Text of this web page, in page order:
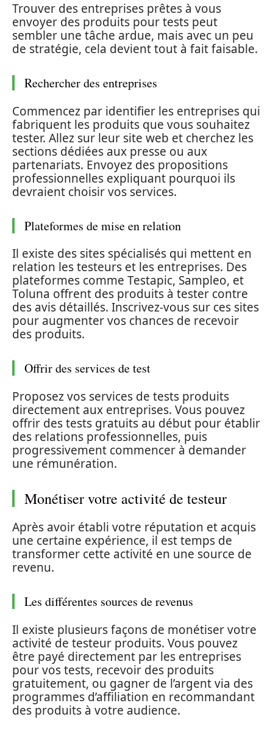
Trouver des entreprises prêtes à vous
envoyer des produits pour tests peut
sembler une tâche ardue, mais avec un peu
de stratégie, cela devient tout à fait faisable.
Rechercher des entreprises
Commencez par identifier les entreprises qui
fabriquent les produits que vous souhaitez
tester. Allez sur leur site web et cherchez les
sections dédiées aux presse ou aux
partenariats. Envoyez des propositions
professionnelles expliquant pourquoi ils
devraient choisir vos services.
Plateformes de mise en relation
Il existe des sites spécialisés qui mettent en
relation les testeurs et les entreprises. Des
plateformes comme Testapic, Sampleo, et
Toluna offrent des produits à tester contre
des avis détaillés. Inscrivez-vous sur ces sites
pour augmenter vos chances de recevoir
des produits.
Offrir des services de test
Proposez vos services de tests produits
directement aux entreprises. Vous pouvez
offrir des tests gratuits au début pour établir
des relations professionnelles, puis
progressivement commencer à demander
une rémunération.
Monétiser votre activité de testeur
Après avoir établi votre réputation et acquis
une certaine expérience, il est temps de
transformer cette activité en une source de
revenu.
Les différentes sources de revenus
Il existe plusieurs façons de monétiser votre
activité de testeur produits. Vous pouvez
être payé directement par les entreprises
pour vos tests, recevoir des produits
gratuitement, ou gagner de l’argent via des
programmes d’affiliation en recommandant
des produits à votre audience.